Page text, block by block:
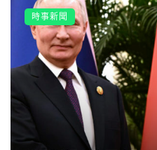
時事新聞